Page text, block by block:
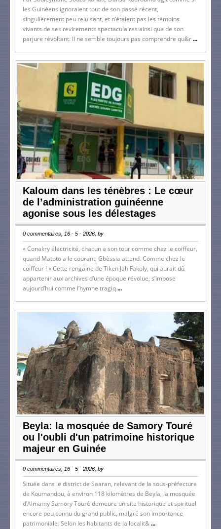
les Guinéens ignoraient tout de son passé récent,
singulièrement peu reluisant, et n’étaient pas les témoins
vivants de ses revirements spectaculaires ainsi que de son
parjure révoltant. Il ne semble toujours pas comprendre qu&r...
Kaloum dans les ténèbres : Le cœur
de l’administration guinéenne
agonise sous les délestages
0 commentaires, 16 - 5 - 2026, by
« Conakry électricité, chacun a son tour comme chez le coiffeur,
quand Matoto a le courant, Gbèssia attend. Comme chez le
coiffeur ! » Cette rengaine de Tiken Jah Fakoly, qui aurait dû
appartenir aux archives d’une époque révolue, s’impose
aujourd’hui comme l’hymne tragiq...
Beyla: la mosquée de Samory Touré
ou l'oubli d'un patrimoine historique
majeur en Guinée
0 commentaires, 16 - 5 - 2026, by
Située dans le district de Saaran, relevant de la sous-préfecture
de Koumandou, à environ 118 kilomètres de Beyla, la mosquée
d’Almamy Samory Touré demeure un site historique et spirituel
encore peu connu du grand public, malgré son importance
patrimoniale. Selon les habitants de la localit&...